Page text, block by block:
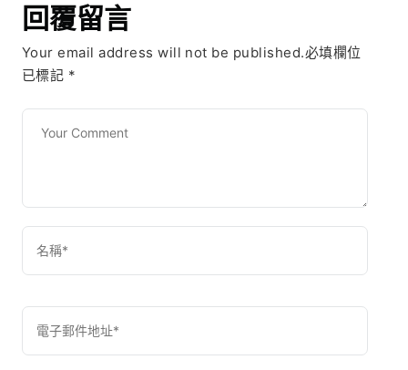
回覆留言
Your email address will not be published.必填欄位
已標記 *